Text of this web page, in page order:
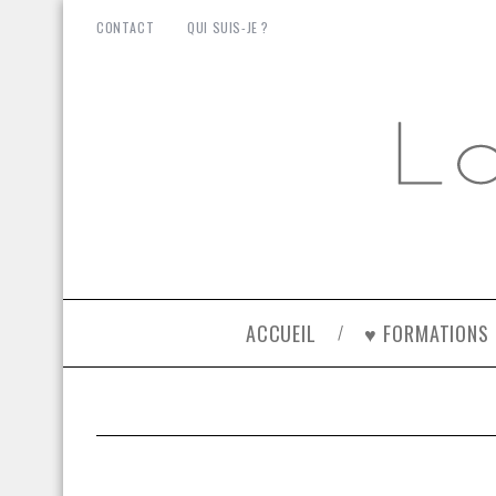
CONTACT QUI SUIS-JE ?
ACCUEIL ♥ FORMATIONS